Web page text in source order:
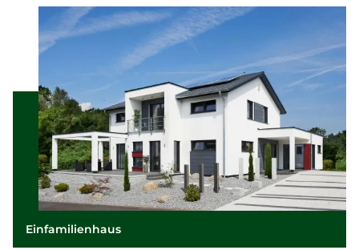
Einfamilienhaus